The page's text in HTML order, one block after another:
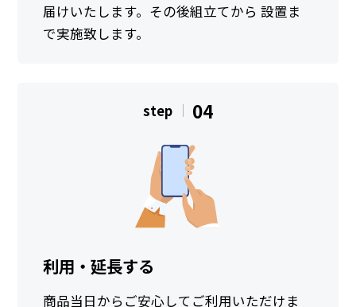
届けいたします。その後組立てから 設置ま
で実施致します。
step 04
利用・延長する
商品当日からご安心してご利用いただけま